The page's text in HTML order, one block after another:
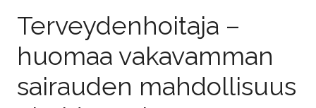
Terveydenhoitaja –
huomaa vakavamman
sairauden mahdollisuus